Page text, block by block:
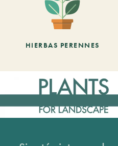
HIERBAS PERENNES